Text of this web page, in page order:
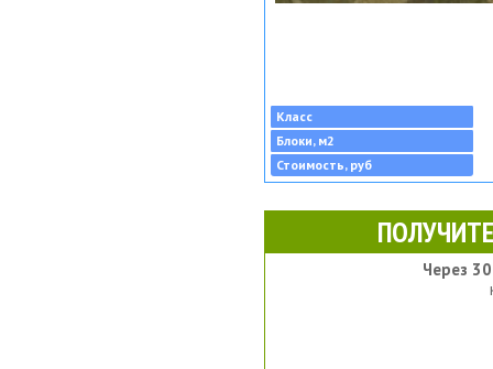
Класс
Блоки, м2
Стоимость, руб
Через